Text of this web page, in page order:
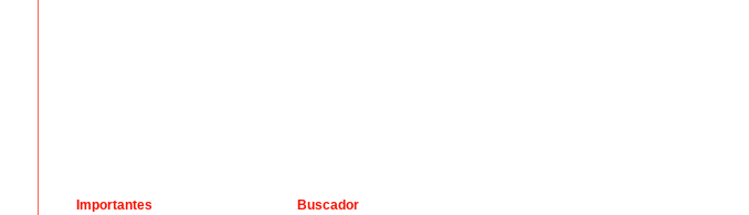
Buscador
Importantes